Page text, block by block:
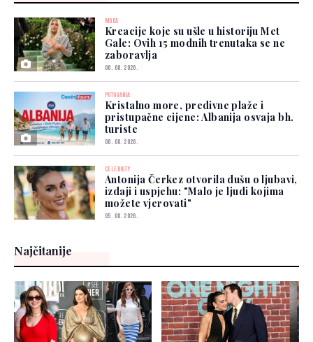
MODA
Kreacije koje su ušle u historiju Met
Gale: Ovih 15 modnih trenutaka se ne
zaboravlja
06. 08. 2026.
PUTOVANJA
Kristalno more, predivne plaže i
pristupačne cijene: Albanija osvaja bh.
turiste
06. 08. 2026.
CELEBRITY
Antonija Čerkez otvorila dušu o ljubavi,
izdaji i uspjehu: "Malo je ljudi kojima
možete vjerovati"
05. 08. 2026.
Najčitanije